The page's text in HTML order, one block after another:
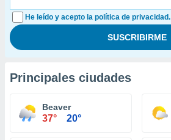
He leído y acepto la política de privacidad.
Principales ciudades
Beaver
37° 20°